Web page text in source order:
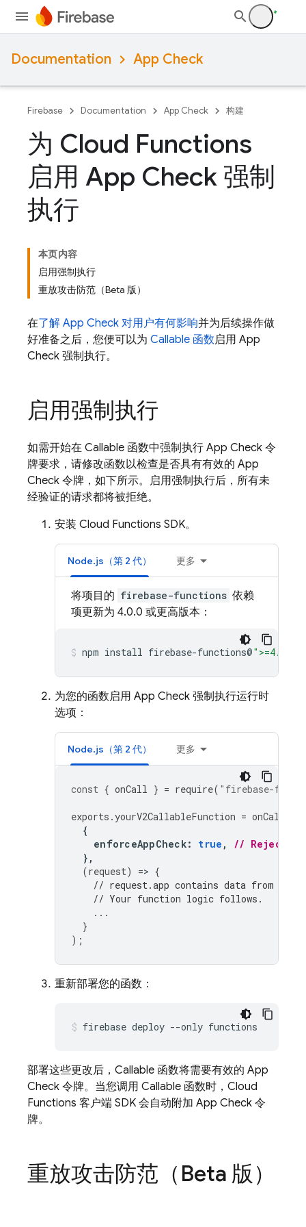
Documentation App Check
Firebase Documentation App Check 构建
为 Cloud Functions
启用 App Check 强制
执行
本页内容
启用强制执行
重放攻击防范（Beta 版）
在了解 App Check 对用户有何影响并为后续操作做
好准备之后，您便可以为 Callable 函数启用 App
Check 强制执行。
启用强制执行
如需开始在 Callable 函数中强制执行 App Check 令
牌要求，请修改函数以检查是否具有有效的 App
Check 令牌，如下所示。启用强制执行后，所有未
经验证的请求都将被拒绝。
安装 Cloud Functions SDK。
Node.js（第 2 代） 更多
将项目的 firebase-functions 依赖
项更新为 4.0.0 或更高版本：
npm install firebase-functions@">=4.0.0"
为您的函数启用 App Check 强制执行运行时
选项：
Node.js（第 2 代） 更多
const { onCall } = require( "firebase-
exports .yourV2CallableFunction = onCall
{
enforceAppCheck: true ,
// Reject
},
(request) => {
// request.app contains data from App
// Your function logic follows.
...
}
);
重新部署您的函数：
部署这些更改后，Callable 函数将需要有效的 App
Check 令牌。当您调用 Callable 函数时， Cloud
Functions 客户端 SDK 会自动附加 App Check 令
牌。
重放攻击防范（Beta 版）